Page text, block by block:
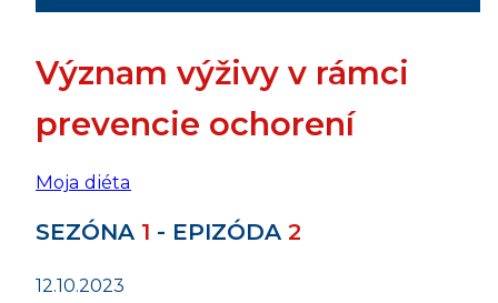
Význam výživy v rámci
prevencie ochorení
Moja diéta
SEZÓNA 1 - EPIZÓDA 2
12.10.2023